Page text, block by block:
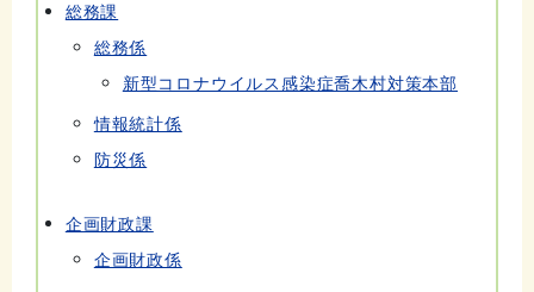
総務課
総務係
新型コロナウイルス感染症喬木村対策本部
情報統計係
防災係
企画財政課
企画財政係